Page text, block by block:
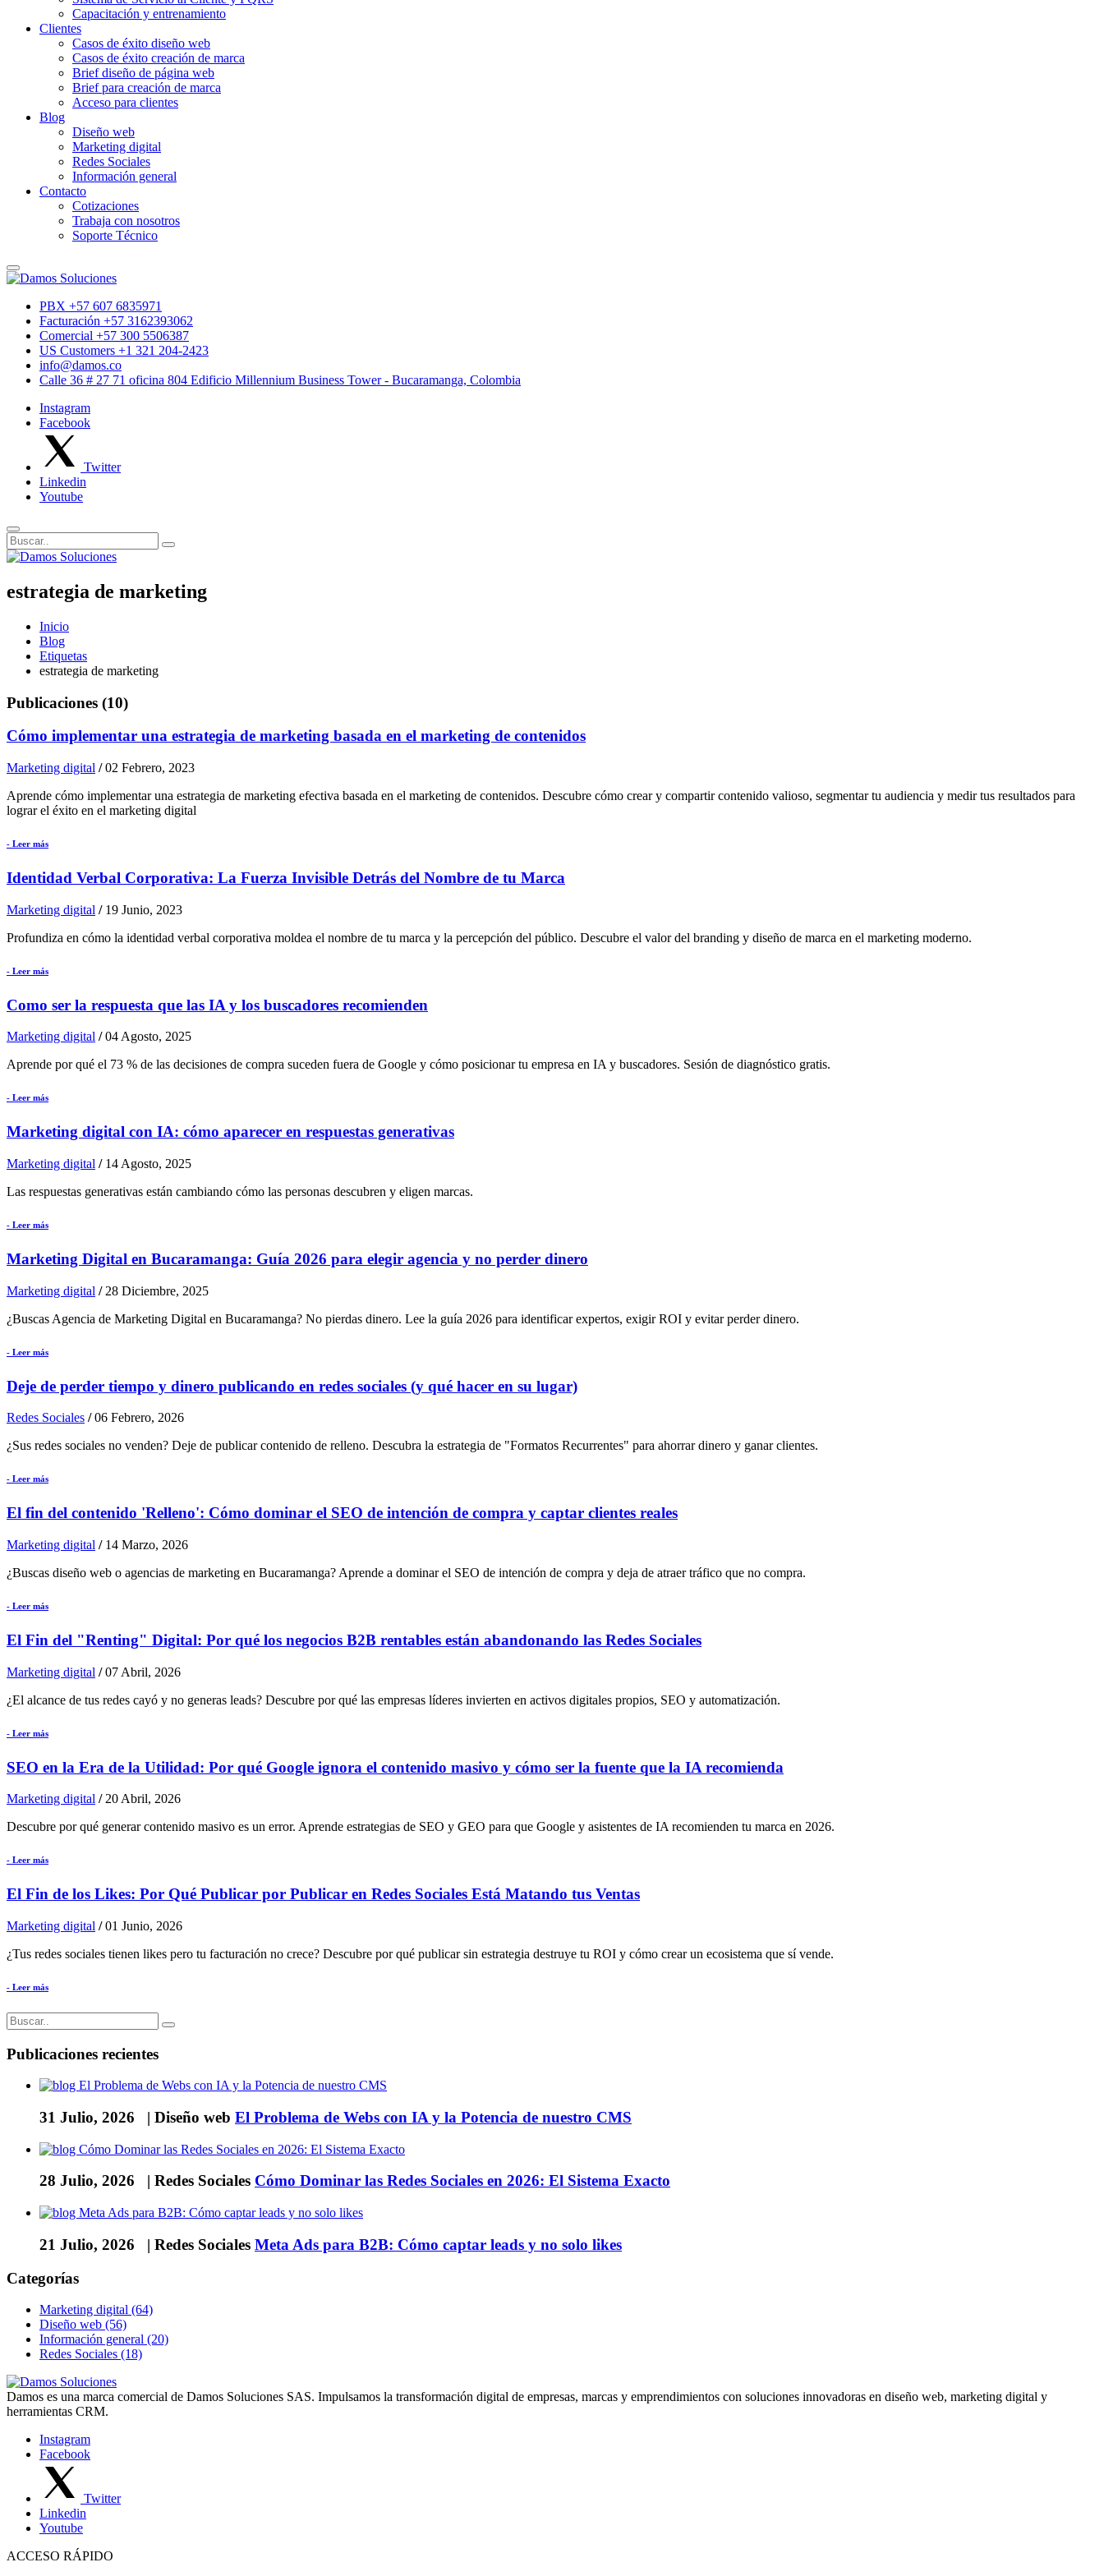
Capacitación y entrenamiento
Clientes
Casos de éxito diseño web
Casos de éxito creación de marca
Brief diseño de página web
Brief para creación de marca
Acceso para clientes
Blog
Diseño web
Marketing digital
Redes Sociales
Información general
Contacto
Cotizaciones
Trabaja con nosotros
Soporte Técnico
PBX +57 607 6835971
Facturación +57 3162393062
Comercial +57 300 5506387
US Customers +1 321 204-2423
info@damos.co
Calle 36 # 27 71 oficina 804 Edificio Millennium Business Tower - Bucaramanga, Colombia
Instagram
Facebook
Twitter
Linkedin
Youtube
estrategia de marketing
Inicio
Blog
Etiquetas
estrategia de marketing
Publicaciones (10)
Cómo implementar una estrategia de marketing basada en el marketing de contenidos
Marketing digital /02 Febrero, 2023
Aprende cómo implementar una estrategia de marketing efectiva basada en el marketing de contenidos. Descubre cómo crear y compartir contenido valioso, segmentar tu audiencia y medir tus resultados para
lograr el éxito en el marketing digital
- Leer más
Identidad Verbal Corporativa: La Fuerza Invisible Detrás del Nombre de tu Marca
Marketing digital / 19 Junio, 2023
Profundiza en cómo la identidad verbal corporativa moldea el nombre de tu marca y la percepción del público. Descubre el valor del branding y diseño de marca en el marketing moderno.
- Leer más
Como ser la respuesta que las IA y los buscadores recomienden
Marketing digital /04 Agosto, 2025
Aprende por qué el 73 % de las decisiones de compra suceden fuera de Google y cómo posicionar tu empresa en IA y buscadores. Sesión de diagnóstico gratis.
- Leer más
Marketing digital con IA: cómo aparecer en respuestas generativas
Marketing digital / 14 Agosto, 2025
Las respuestas generativas están cambiando cómo las personas descubren y eligen marcas.
- Leer más
Marketing Digital en Bucaramanga: Guía 2026 para elegir agencia y no perder dinero
Marketing digital / 28 Diciembre, 2025
¿Buscas Agencia de Marketing Digital en Bucaramanga? No pierdas dinero. Lee la guía 2026 para identificar expertos, exigir ROI y evitar perder dinero.
- Leer más
Deje de perder tiempo y dinero publicando en redes sociales (y qué hacer en su lugar)
Redes Sociales /06 Febrero, 2026
¿Sus redes sociales no venden? Deje de publicar contenido de relleno. Descubra la estrategia de "Formatos Recurrentes" para ahorrar dinero y ganar clientes.
- Leer más
El fin del contenido 'Relleno': Cómo dominar el SEO de intención de compra y captar clientes reales
Marketing digital / 14 Marzo, 2026
¿Buscas diseño web o agencias de marketing en Bucaramanga? Aprende a dominar el SEO de intención de compra y deja de atraer tráfico que no compra.
- Leer más
El Fin del "Renting" Digital: Por qué los negocios B2B rentables están abandonando las Redes Sociales
Marketing digital /07 Abril, 2026
¿El alcance de tus redes cayó y no generas leads? Descubre por qué las empresas líderes invierten en activos digitales propios, SEO y automatización.
- Leer más
SEO en la Era de la Utilidad: Por qué Google ignora el contenido masivo y cómo ser la fuente que la IA recomienda
Marketing digital / 20 Abril, 2026
Descubre por qué generar contenido masivo es un error. Aprende estrategias de SEO y GEO para que Google y asistentes de IA recomienden tu marca en 2026.
- Leer más
El Fin de los Likes: Por Qué Publicar por Publicar en Redes Sociales Está Matando tus Ventas
Marketing digital /01 Junio, 2026
¿Tus redes sociales tienen likes pero tu facturación no crece? Descubre por qué publicar sin estrategia destruye tu ROI y cómo crear un ecosistema que sí vende.
- Leer más
Publicaciones recientes
31 Julio, 2026 | Diseño web El Problema de Webs con IA y la Potencia de nuestro CMS
28 Julio, 2026 | Redes Sociales Cómo Dominar las Redes Sociales en 2026: El Sistema Exacto
21 Julio, 2026 | Redes Sociales Meta Ads para B2B: Cómo captar leads y no solo likes
Categorías
Marketing digital (64)
Diseño web (56)
Información general (20)
Redes Sociales (18)
Damos es una marca comercial de Damos Soluciones SAS. Impulsamos la transformación digital de empresas, marcas y emprendimientos con soluciones innovadoras en diseño web, marketing digital y
herramientas CRM.
Instagram
Facebook
Twitter
Linkedin
Youtube
ACCESO RÁPIDO